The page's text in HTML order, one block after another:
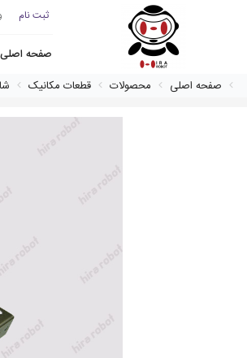
ثبت نام
صفحه اصلی
صفحه اصلی
محصولات قطعات مکانیک